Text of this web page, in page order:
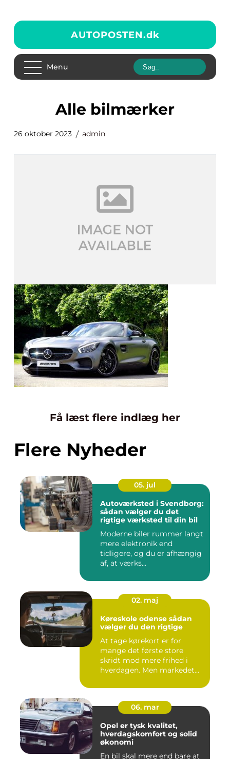
AUTOPOSTEN.dk
Menu
alle bilmærker
26 oktober 2023 admin
Få læst flere indlæg her
Flere Nyheder
05. jul
Autoværksted i Svendborg:
sådan vælger du det
rigtige værksted til din bil
Moderne biler rummer langt
mere elektronik end
tidligere, og du er afhængig
af, at værks...
02. maj
Køreskole odense sådan
vælger du den rigtige
At tage kørekort er for
mange det første store
skridt mod mere frihed i
hverdagen. Men markedet
06. mar
Opel er tysk kvalitet,
hverdagskomfort og solid
økonomi
En bil skal mere end bare at